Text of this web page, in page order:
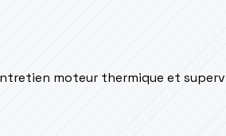
entretien moteur thermique et